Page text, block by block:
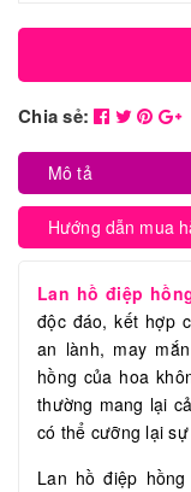
Chia sẻ:
Mô tả
Hướng dẫn mua
Lan hồ điệp
độc đáo, kết hợp
an lành, may
hồng của hoa
thường mang lại
có thể cưỡng lại
Lan hồ điệp